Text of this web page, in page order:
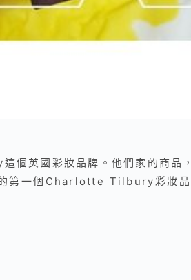
國彩妝品牌。他們家的商品，
第一個Charlotte Tilbury彩妝品